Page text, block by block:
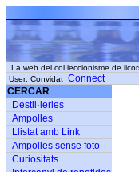
La web del col·leccionisme de
User: Convidat Connect
CERCAR
Destil·leries
Ampolles
Llistat amb Link
Ampolles sense foto
Curiositats